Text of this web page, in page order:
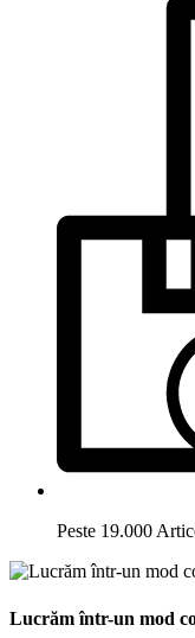
Peste 19.000
Lucrăm într-un mod